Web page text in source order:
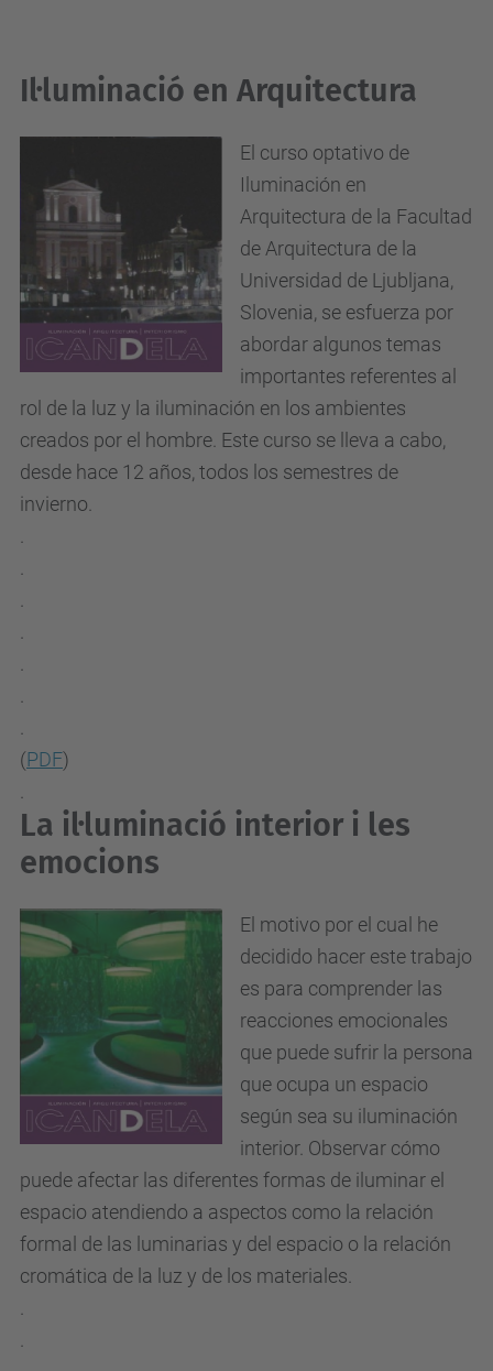
Il·luminació en Arquitectura
El curso optativo de
Iluminación en
Arquitectura de la Facultad
de Arquitectura de la
Universidad de Ljubljana,
Slovenia, se esfuerza por
abordar algunos temas
importantes referentes al
rol de la luz y la iluminación en los ambientes
creados por el hombre. Este curso se lleva a cabo,
desde hace 12 años, todos los semestres de
invierno.
(PDF)
La il·luminació interior i les
emocions
El motivo por el cual he
decidido hacer este trabajo
es para comprender las
reacciones emocionales
que puede sufrir la persona
que ocupa un espacio
según sea su iluminación
interior. Observar cómo
puede afectar las diferentes formas de iluminar el
espacio atendiendo a aspectos como la relación
formal de las luminarias y del espacio o la relación
cromática de la luz y de los materiales.